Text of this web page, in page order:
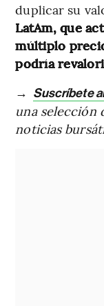
duplicar su
LatAm, que
múltiplo
podría
→ Suscríbete
una selección
noticias